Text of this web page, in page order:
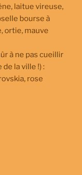
laitue vireuse,
bourse à
ortie, mauve
à ne pas cueillir
la ville !) :
rose